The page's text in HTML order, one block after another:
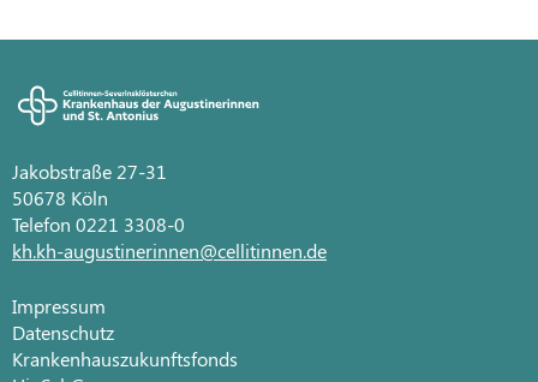
Jakobstraße 27-31
50678 Köln
Telefon 0221 3308-0
kh.kh-augustinerinnen@cellitinnen.de
Impressum
Datenschutz
Krankenhauszukunftsfonds